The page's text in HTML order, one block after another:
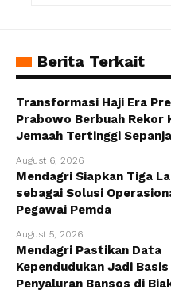
Berita Terkait
Transformasi Haji Era
Prabowo Berbuah Rekor
Jemaah Tertinggi
August 6, 2026
Mendagri Siapkan Tiga
sebagai Solusi
Pegawai Pemda
August 5, 2026
Mendagri Pastikan Data
Kependudukan Jadi
Penyaluran Bansos di